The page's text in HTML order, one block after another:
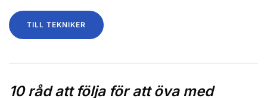
TILL TEKNIKER
10 råd att följa för att öva med